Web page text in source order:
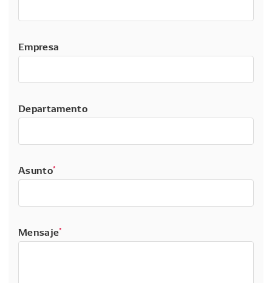
Empresa
Departamento
Asunto*
Mensaje*